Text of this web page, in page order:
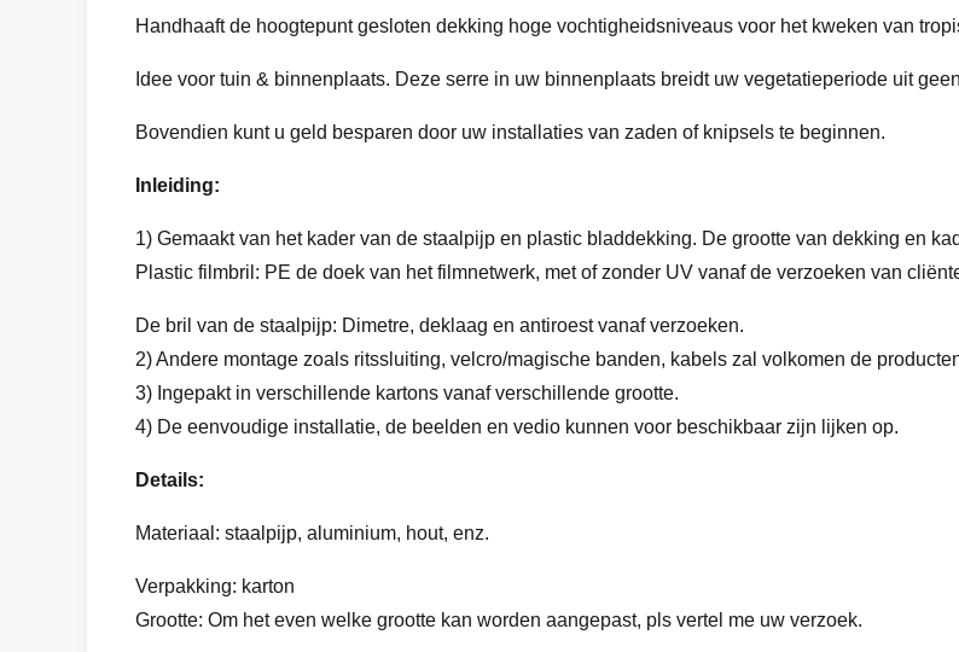
Handhaaft de hoogtepunt gesloten dekking hoge vochtigheidsniveaus voor het kweken van
Idee voor tuin & binnenplaats. Deze serre in uw binnenplaats breidt uw vegetatieperiode uit
Bovendien kunt u geld besparen door uw installaties van zaden of knipsels te beginnen.
Inleiding:
1) Gemaakt van het kader van de staalpijp en plastic bladdekking. De grootte van dekking en
Plastic filmbril: PE de doek van het filmnetwerk, met of zonder UV vanaf de verzoeken van
De bril van de staalpijp: Dimetre, deklaag en antiroest vanaf verzoeken.
2) Andere montage zoals ritssluiting, velcro/magische banden, kabels zal volkomen de
3) Ingepakt in verschillende kartons vanaf verschillende grootte.
4) De eenvoudige installatie, de beelden en vedio kunnen voor beschikbaar zijn lijken op.
Details:
Materiaal: staalpijp, aluminium, hout, enz.
Verpakking: karton
Grootte: Om het even welke grootte kan worden aangepast, pls vertel me uw verzoek.